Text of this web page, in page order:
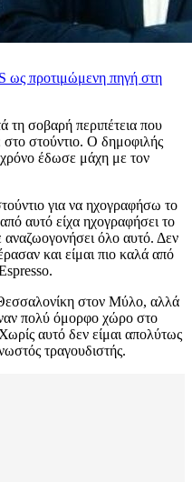
προτιμώμενη πηγή στη
τη σοβαρή περιπέτεια που
στούντιο. Ο δημοφιλής
χρόνο έδωσε μάχη με τον
για να ηχογραφήσω το
αυτό είχα ηχογραφήσει το
αναζωογονήσει όλο αυτό. Δεν
και είμαι πιο καλά από
στον Μύλο, αλλά
πολύ όμορφο χώρο στο
αυτό δεν είμαι απολύτως
τραγουδιστής.